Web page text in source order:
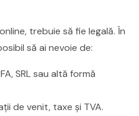
trebuie să fie legală. În
să ai nevoie de:
SRL sau altă formă
de venit, taxe și TVA.